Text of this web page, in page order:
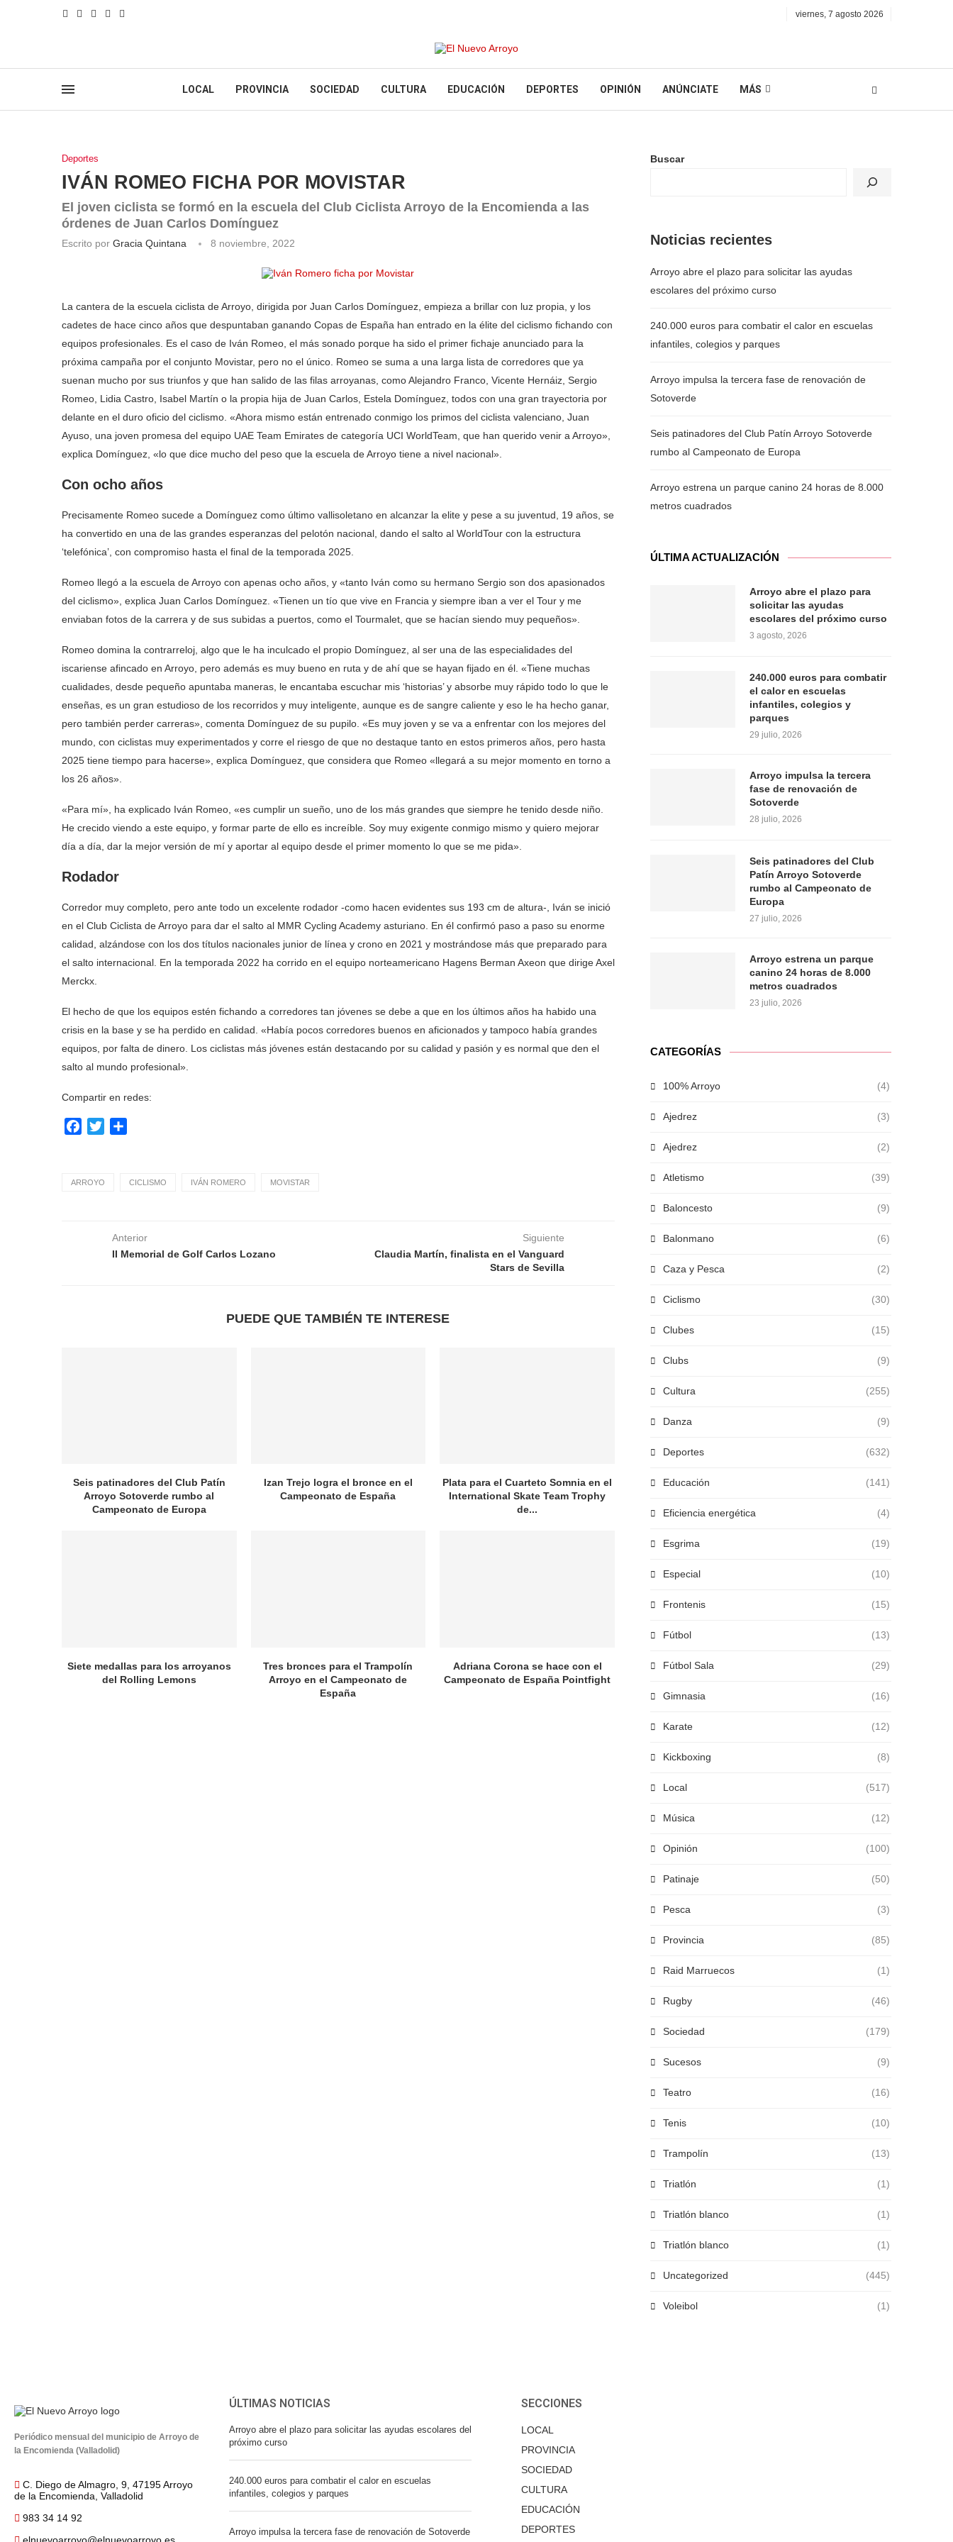
viernes, 7 agosto 2026
LOCAL PROVINCIA SOCIEDAD CULTURA EDUCACIÓN DEPORTES OPINIÓN ANÚNCIATE MÁS
Deportes
IVÁN ROMEO FICHA POR MOVISTAR
El joven ciclista se formó en la escuela del Club Ciclista Arroyo de la Encomienda a las
órdenes de Juan Carlos Domínguez
Escrito por Gracia Quintana 8 noviembre, 2022
La cantera de la escuela ciclista de Arroyo, dirigida por Juan Carlos Domínguez, empieza a brillar con luz propia, y los
cadetes de hace cinco años que despuntaban ganando Copas de España han entrado en la élite del ciclismo fichando con
equipos profesionales. Es el caso de Iván Romeo, el más sonado porque ha sido el primer fichaje anunciado para la
próxima campaña por el conjunto Movistar, pero no el único. Romeo se suma a una larga lista de corredores que ya
suenan mucho por sus triunfos y que han salido de las filas arroyanas, como Alejandro Franco, Vicente Hernáiz, Sergio
Romeo, Lidia Castro, Isabel Martín o la propia hija de Juan Carlos, Estela Domínguez, todos con una gran trayectoria por
delante en el duro oficio del ciclismo. «Ahora mismo están entrenado conmigo los primos del ciclista valenciano, Juan
Ayuso, una joven promesa del equipo UAE Team Emirates de categoría UCI WorldTeam, que han querido venir a Arroyo»,
explica Domínguez, «lo que dice mucho del peso que la escuela de Arroyo tiene a nivel nacional».
Con ocho años
Precisamente Romeo sucede a Domínguez como último vallisoletano en alcanzar la elite y pese a su juventud, 19 años, se
ha convertido en una de las grandes esperanzas del pelotón nacional, dando el salto al WorldTour con la estructura
‘telefónica’, con compromiso hasta el final de la temporada 2025.
Romeo llegó a la escuela de Arroyo con apenas ocho años, y «tanto Iván como su hermano Sergio son dos apasionados
del ciclismo», explica Juan Carlos Domínguez. «Tienen un tío que vive en Francia y siempre iban a ver el Tour y me
enviaban fotos de la carrera y de sus subidas a puertos, como el Tourmalet, que se hacían siendo muy pequeños».
Romeo domina la contrarreloj, algo que le ha inculcado el propio Domínguez, al ser una de las especialidades del
iscariense afincado en Arroyo, pero además es muy bueno en ruta y de ahí que se hayan fijado en él. «Tiene muchas
cualidades, desde pequeño apuntaba maneras, le encantaba escuchar mis ‘historias’ y absorbe muy rápido todo lo que le
enseñas, es un gran estudioso de los recorridos y muy inteligente, aunque es de sangre caliente y eso le ha hecho ganar,
pero también perder carreras», comenta Domínguez de su pupilo. «Es muy joven y se va a enfrentar con los mejores del
mundo, con ciclistas muy experimentados y corre el riesgo de que no destaque tanto en estos primeros años, pero hasta
2025 tiene tiempo para hacerse», explica Domínguez, que considera que Romeo «llegará a su mejor momento en torno a
los 26 años».
«Para mí», ha explicado Iván Romeo, «es cumplir un sueño, uno de los más grandes que siempre he tenido desde niño.
He crecido viendo a este equipo, y formar parte de ello es increíble. Soy muy exigente conmigo mismo y quiero mejorar
día a día, dar la mejor versión de mí y aportar al equipo desde el primer momento lo que se me pida».
Rodador
Corredor muy completo, pero ante todo un excelente rodador -como hacen evidentes sus 193 cm de altura-, Iván se inició
en el Club Ciclista de Arroyo para dar el salto al MMR Cycling Academy asturiano. En él confirmó paso a paso su enorme
calidad, alzándose con los dos títulos nacionales junior de línea y crono en 2021 y mostrándose más que preparado para
el salto internacional. En la temporada 2022 ha corrido en el equipo norteamericano Hagens Berman Axeon que dirige Axel
Merckx.
El hecho de que los equipos estén fichando a corredores tan jóvenes se debe a que en los últimos años ha habido una
crisis en la base y se ha perdido en calidad. «Había pocos corredores buenos en aficionados y tampoco había grandes
equipos, por falta de dinero. Los ciclistas más jóvenes están destacando por su calidad y pasión y es normal que den el
salto al mundo profesional».
Compartir en redes:
Facebook
Twitter
ARROYO CICLISMO IVÁN ROMERO MOVISTAR
Anterior
II Memorial de Golf Carlos Lozano
Siguiente
Claudia Martín, finalista en el Vanguard
Stars de Sevilla
PUEDE QUE TAMBIÉN TE INTERESE
Seis patinadores del Club Patín
Arroyo Sotoverde rumbo al
Campeonato de Europa
Izan Trejo logra el bronce en el
Campeonato de España
Plata para el Cuarteto Somnia en el
International Skate Team Trophy
de...
Siete medallas para los arroyanos
del Rolling Lemons
Tres bronces para el Trampolín
Arroyo en el Campeonato de
España
Adriana Corona se hace con el
Campeonato de España Pointfight
Buscar
Noticias recientes
Arroyo abre el plazo para solicitar las ayudas
escolares del próximo curso
240.000 euros para combatir el calor en escuelas
infantiles, colegios y parques
Arroyo impulsa la tercera fase de renovación de
Sotoverde
Seis patinadores del Club Patín Arroyo Sotoverde
rumbo al Campeonato de Europa
Arroyo estrena un parque canino 24 horas de 8.000
metros cuadrados
ÚLTIMA ACTUALIZACIÓN
Arroyo abre el plazo para
solicitar las ayudas
escolares del próximo curso
3 agosto, 2026
240.000 euros para combatir
el calor en escuelas
infantiles, colegios y
parques
29 julio, 2026
Arroyo impulsa la tercera
fase de renovación de
Sotoverde
28 julio, 2026
Seis patinadores del Club
Patín Arroyo Sotoverde
rumbo al Campeonato de
Europa
27 julio, 2026
Arroyo estrena un parque
canino 24 horas de 8.000
metros cuadrados
23 julio, 2026
CATEGORÍAS
100% Arroyo (4)
Ajedrez (3)
Ajedrez (2)
Atletismo (39)
Baloncesto (9)
Balonmano (6)
Caza y Pesca (2)
Ciclismo (30)
Clubes (15)
Clubs (9)
Cultura (255)
Danza (9)
Deportes (632)
Educación (141)
Eficiencia energética (4)
Esgrima (19)
Especial (10)
Frontenis (15)
Fútbol (13)
Fútbol Sala (29)
Gimnasia (16)
Karate (12)
Kickboxing (8)
Local (517)
Música (12)
Opinión (100)
Patinaje (50)
Pesca (3)
Provincia (85)
Raid Marruecos (1)
Rugby (46)
Sociedad (179)
Sucesos (9)
Teatro (16)
Tenis (10)
Trampolín (13)
Triatlón (1)
Triatlón blanco (1)
Triatlón blanco (1)
Uncategorized (445)
Voleibol (1)
Periódico mensual del municipio de Arroyo de
la Encomienda (Valladolid)
C. Diego de Almagro, 9, 47195 Arroyo
de la Encomienda, Valladolid
983 34 14 92
ÚLTIMAS NOTICIAS
Arroyo abre el plazo para solicitar las ayudas escolares del
próximo curso
240.000 euros para combatir el calor en escuelas
infantiles, colegios y parques
Arroyo impulsa la tercera fase de renovación de Sotoverde
SECCIONES
LOCAL
PROVINCIA
SOCIEDAD
CULTURA
EDUCACIÓN
DEPORTES